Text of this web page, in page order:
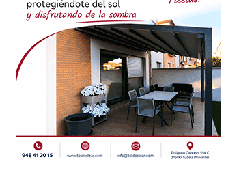
y residentes nos produce una
«Pero ello viene
que, dadas las circunstancias por